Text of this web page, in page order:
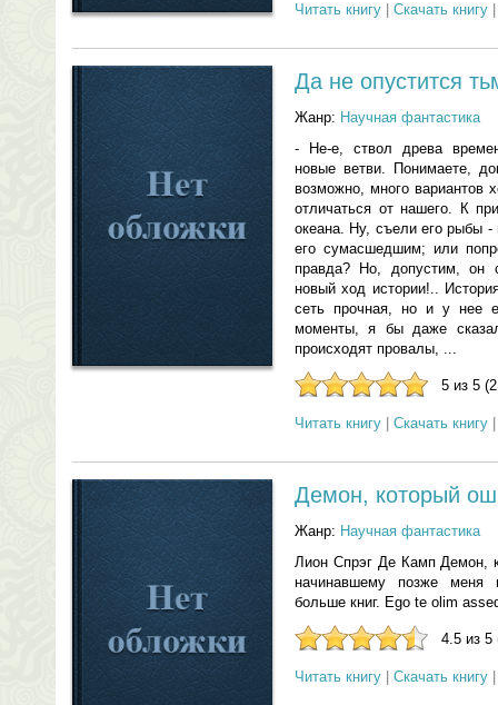
Читать книгу Скачать книгу
Да не опустится
Жанр: Научная фантастика
- Не-е, ствол древа
новые ветви. Понимаете,
возможно, много вариантов
отличаться от нашего. К
океана. Ну, съели его рыбы
его сумасшедшим; или
правда? Но, допустим, он
новый ход истории!..
сеть прочная, но и у нее
моменты, я бы даже
происходят провалы, ...
5 из 5
Читать книгу Скачать книгу
Демон, который
Жанр: Научная фантастика
Лион Спрэг Де Камп Демон,
начинавшему позже
больше книг. Ego te olim
4.5 из 5
Читать книгу Скачать книгу